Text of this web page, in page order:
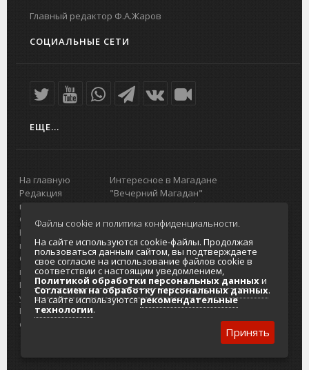
Главный редактор Ф.А.Жаров
СОЦИАЛЬНЫЕ СЕТИ
ЕЩЕ...
На главную
Редакция
портала
О проекте
Реклама на
портале
Отзывы и
предложения
Интернет-
услуги
Разработка
сайтов
Интересное в Магадане
"Вечерний Магадан"
Городская доска объявлений
Реклама
Главный туристический портал
Колымы
Политика в отношении обработки
персональных данных
Согласие на обработку персональных
данных
Файлы cookie и политика конфиденциальности.
На сайте используются cookie-файлы. Продолжая
пользоваться данным сайтом, вы подтверждаете
свое согласие на использование файлов cookie в
соответствии с настоящим уведомлением,
Политикой обработки персональных данныхи
Согласием на обработку персональных данных.
На сайте используютсярекомендательные
технологии.
Принять